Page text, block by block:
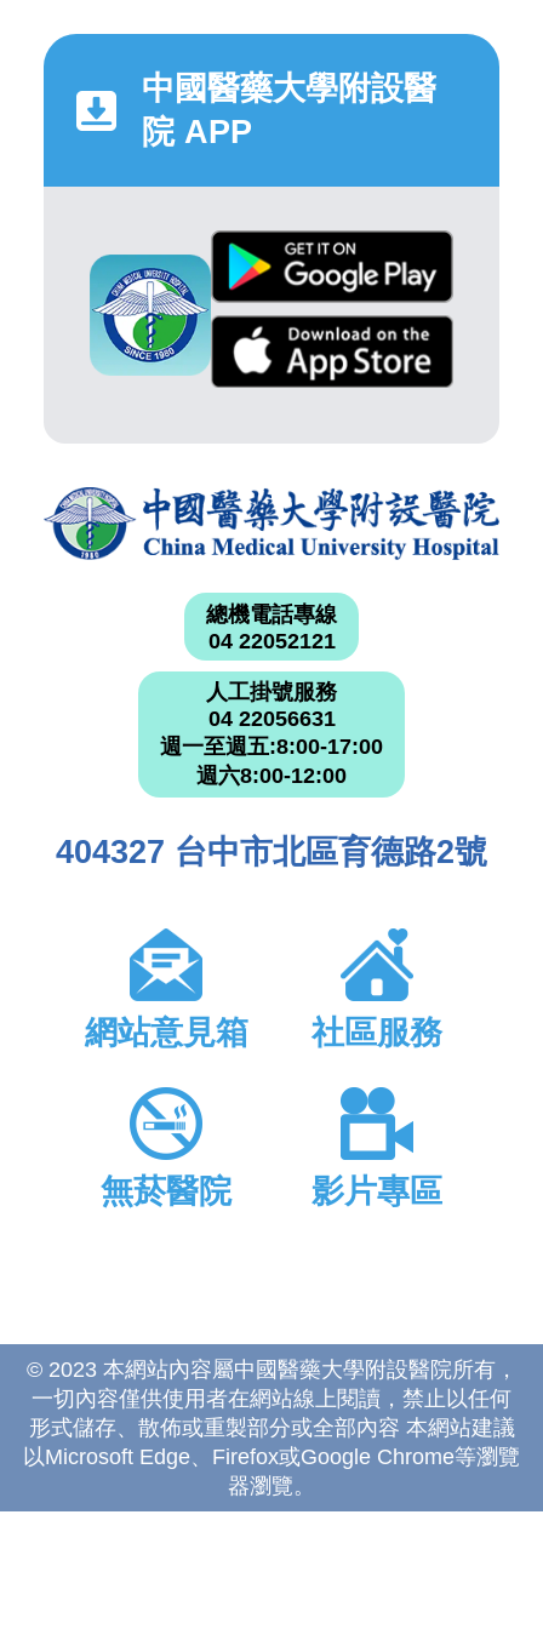
中國醫藥大學附設醫
院 APP
總機電話專線
04 22052121
人工掛號服務
04 22056631
週一至週五:8:00-17:00
週六8:00-12:00
404327 台中市北區育德路2號
網站意見箱 社區服務
無菸醫院 影片專區
© 2023 本網站內容屬中國醫藥大學附設醫院所有，
一切內容僅供使用者在網站線上閱讀，禁止以任何
形式儲存、散佈或重製部分或全部內容 本網站建議
以Microsoft Edge、Firefox或Google Chrome等瀏覽
器瀏覽。